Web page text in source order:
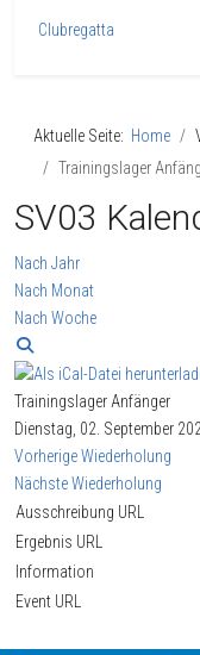
Clubregatta
Aktuelle Seite: Home
Trainingslager
SV03
Nach Jahr
Nach Monat
Nach Woche
Trainingslager Anfänger
Dienstag, 02. September
Vorherige Wiederholung
Nächste Wiederholung
Ausschreibung URL
Ergebnis URL
Information
Event URL